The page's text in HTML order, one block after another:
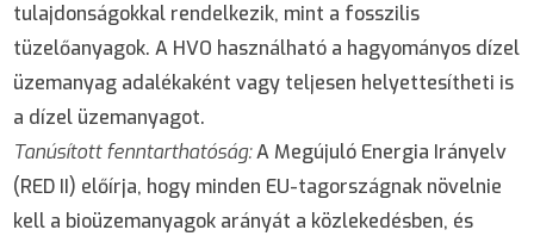
tulajdonságokkal rendelkezik, mint a fosszilis
tüzelőanyagok. A HVO használható a hagyományos dízel
üzemanyag adalékaként vagy teljesen helyettesítheti is
a dízel üzemanyagot.
Tanúsított fenntarthatóság:A Megújuló Energia Irányelv
(RED II) előírja, hogy minden EU-tagországnak növelnie
kell a bioüzemanyagok arányát a közlekedésben, és